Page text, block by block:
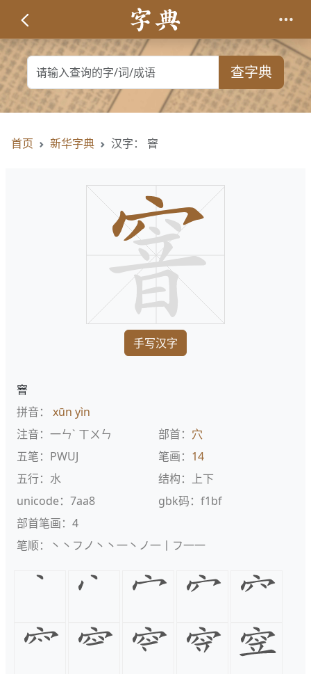
查字典
首页 新华字典 汉字： 窨
手写汉字
窨
拼音： xūn yìn
注音：一ㄣˋ ㄒㄨㄣ
部首： 穴
五笔：PWUJ
笔画： 14
五行：水
结构：上下
unicode：7aa8
gbk码：f1bf
部首笔画：4
笔顺：丶丶フノ丶丶一丶ノ一丨フ一一